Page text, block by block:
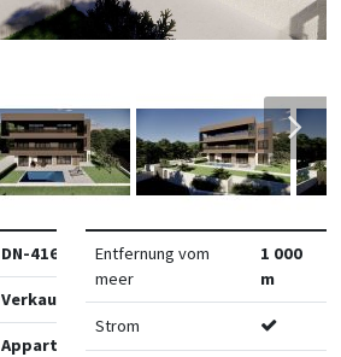
DN-41650
Verkauf
Appartements
Entfernung vom
meer
1 000
m
Strom